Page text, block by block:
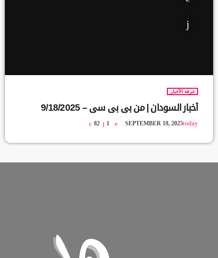
غرفة الآخبار
أخبار السودان | من بي بي سي – 9/18/2025
today
SEPTEMBER 18, 2025
82 1